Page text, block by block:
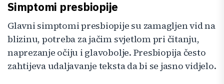
Simptomi presbiopije
Glavni simptomi presbiopije su zamagljen vid na
blizinu, potreba za jačim svjetlom pri čitanju,
naprezanje očiju i glavobolje. Presbiopija često
zahtijeva udaljavanje teksta da bi se jasno vidjelo.